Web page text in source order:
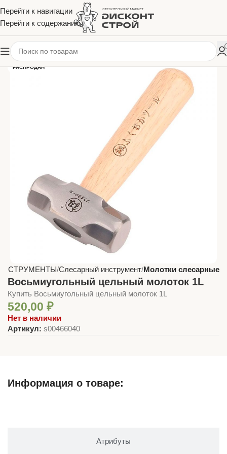
Перейти к навигации
Перейти к содержанию
РАСПРОДАН
Слесарный инструмент Молотки слесарные
Восьмиугольный цельный молоток 1L
Купить Восьмиугольный цельный молоток 1L
520,00 ₽
Нет в наличии
Артикул: s00466040
Информация о товаре:
Атрибуты